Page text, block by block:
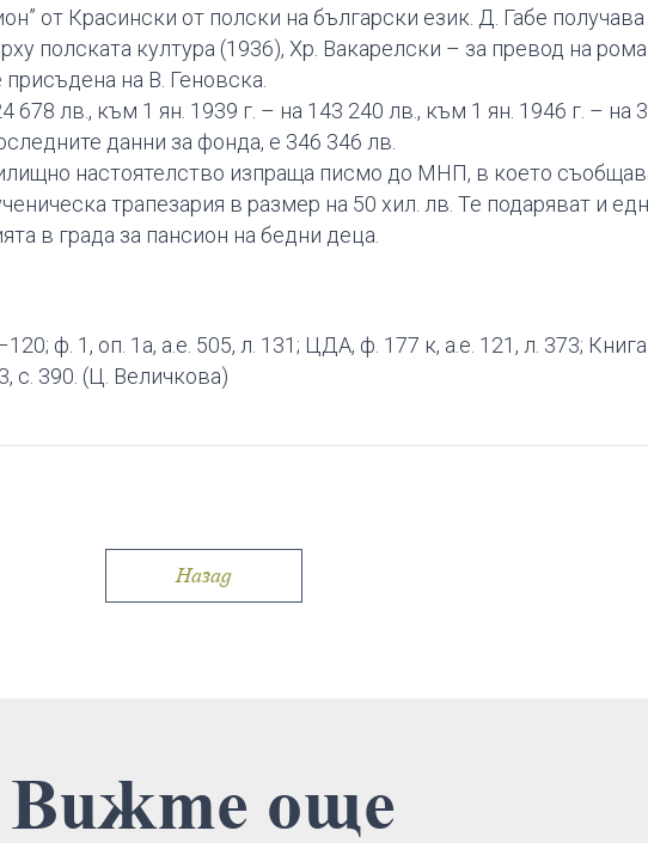
от Красински от полски на български език. Д. Габе получава
полската култура (1936), Хр. Вакарелски – за превод на
на В. Геновска.
лв., към 1 ян. 1939 г. – на 143 240 лв., към 1 ян. 1946 г. – на
данни за фонда, е 346 346 лв.
настоятелство изпраща писмо до МНП, в което
трапезария в размер на 50 хил. лв. Те подаряват и
в града за пансион на бедни деца.
ф. 1, оп. 1а, а.е. 505, л. 131; ЦДА, ф. 177 к, а.е. 121, л. 373;
с. 390. (Ц. Величкова)
Назад
Вижте още